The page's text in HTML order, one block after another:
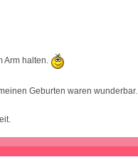
Arm halten.
Geburten waren wunderbar.